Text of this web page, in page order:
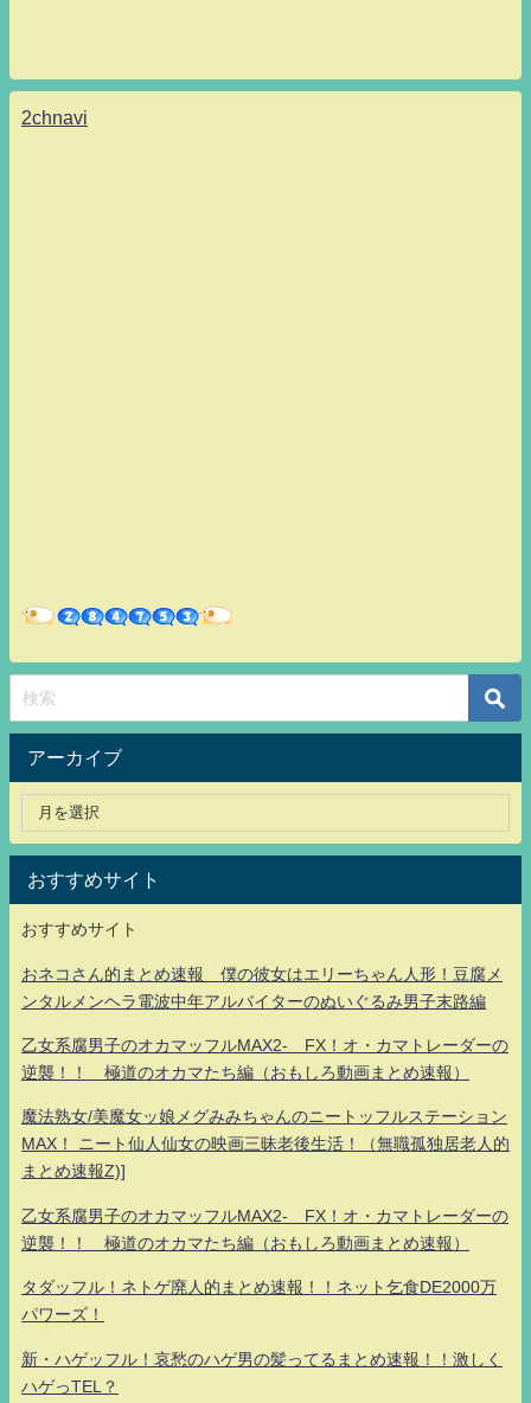
2chnavi
アーカイブ
おすすめサイト
おすすめサイト
おネコさん的まとめ速報 僕の彼女はエリーちゃん人形！豆腐メ
ンタルメンヘラ電波中年アルバイターのぬいぐるみ男子末路編
乙女系腐男子のオカマッフルMAX2- FX！オ・カマトレーダーの
逆襲！！ 極道のオカマたち編（おもしろ動画まとめ速報）
魔法熟女/美魔女ッ娘メグみみちゃんのニートッフルステーション
MAX！ ニート仙人仙女の映画三昧老後生活！（無職孤独居老人的
まとめ速報Z)]
乙女系腐男子のオカマッフルMAX2- FX！オ・カマトレーダーの
逆襲！！ 極道のオカマたち編（おもしろ動画まとめ速報）
タダッフル！ネトゲ廃人的まとめ速報！！ネット乞食DE2000万
パワーズ！
新・ハゲッフル！哀愁のハゲ男の髪ってるまとめ速報！！激しく
ハゲっTEL？